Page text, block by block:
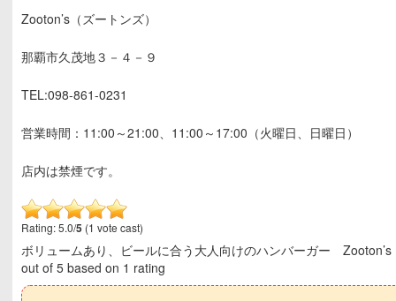
Zooton’s（ズートンズ）
那覇市久茂地３－４－９
TEL:098-861-0231
営業時間：11:00～21:00、11:00～17:00（火曜日、日曜日）
店内は禁煙です。
Rating: 5.0/5 (1 vote cast)
ボリュームあり、ビールに合う大人向けのハンバーガー Zooton’s
out of5 based on 1 rating